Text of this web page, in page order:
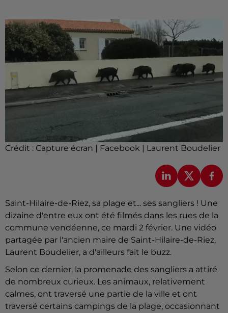
Crédit : Capture écran | Facebook | Laurent Boudelier
Saint-Hilaire-de-Riez, sa plage et... ses sangliers ! Une
dizaine d'entre eux ont été filmés dans les rues de la
commune vendéenne, ce mardi 2 février. Une vidéo
partagée par l'ancien maire de Saint-Hilaire-de-Riez,
Laurent Boudelier, a d'ailleurs fait le buzz.
Selon ce dernier, la promenade des sangliers a attiré
de nombreux curieux. Les animaux, relativement
calmes, ont traversé une partie de la ville et ont
traversé certains campings de la plage, occasionnant